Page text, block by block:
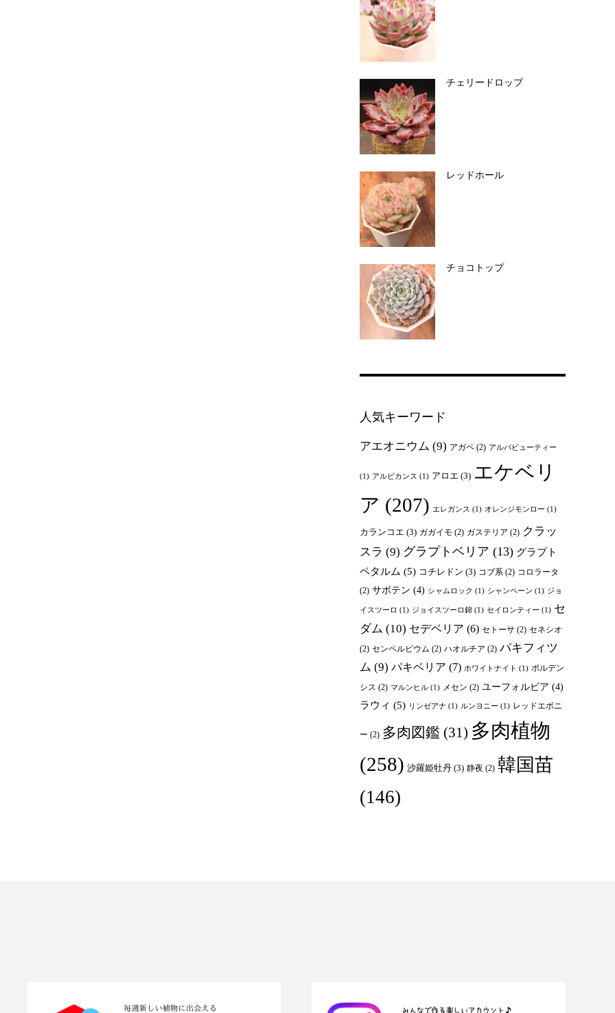
チェリードロップ
レッドホール
チョコトップ
人気キーワード
アエオニウム (9) アガベ (2) アルバビューティー
(1) アルビカンス (1) アロエ (3) エケベリ
ア (207) エレガンス (1) オレンジモンロー (1)
カランコエ (3) ガガイモ (2) ガステリア (2) クラッ
スラ (9) グラプトベリア (13) グラプト
ペタルム (5) コチレドン (3) コブ系 (2) コロラータ
(2) サボテン (4) シャムロック (1) シャンペーン (1) ジョ
イスツーロ (1) ジョイスツーロ錦 (1) セイロンティー (1) セ
ダム (10) セデベリア (6) セトーサ (2) セネシオ
(2) センペルビウム (2) ハオルチア (2) パキフィツ
ム (9) パキベリア (7) ホワイトナイト (1) ポルデン
シス (2) マルンヒル (1) メセン (2) ユーフォルビア (4)
ラウィ (5) リンゼアナ (1) ルンヨニー (1) レッドエボニ
ー (2) 多肉図鑑 (31) 多肉植物
(258) 沙羅姫牡丹 (3) 静夜 (2) 韓国苗
(146)